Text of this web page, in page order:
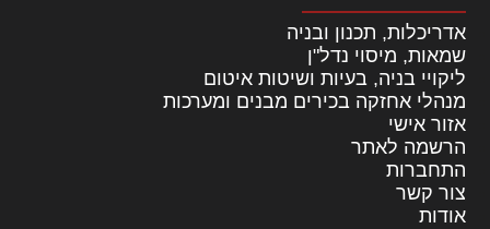
אדריכלות, תכנון ובניה
שמאות, מיסוי נדל"ן
ליקויי בניה, בעיות ושיטות איטום
מנהלי אחזקה בכירים מבנים ומערכות
אזור אישי
הרשמה לאתר
התחברות
צור קשר
אודות